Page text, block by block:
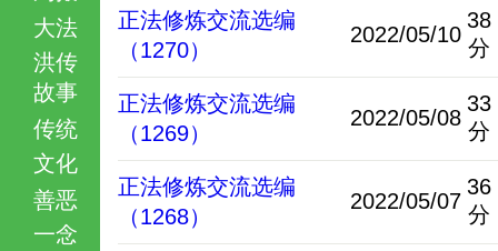
大法
洪传
故事
传统
文化
善恶
一念
正法修炼交流选编
（1270）
2022/05/10
38
分
正法修炼交流选编
（1269）
2022/05/08
33
分
正法修炼交流选编
（1268）
2022/05/07
36
分